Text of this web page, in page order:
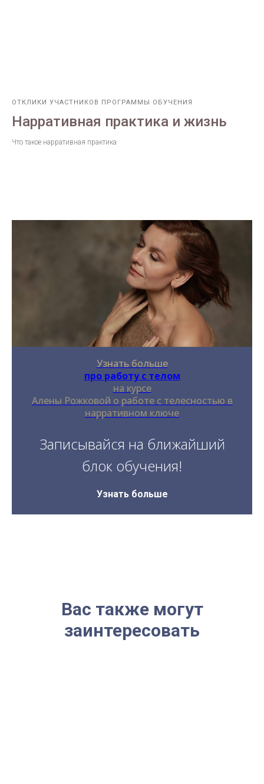
ОТКЛИКИ УЧАСТНИКОВ ПРОГРАММЫ ОБУЧЕНИЯ
Нарративная практика и жизнь
Что такое нарративная практика
Узнать больше
про работу с телом
на курсе
Алены Рожковой о работе с телесностью в
нарративном ключе
Записывайся на ближайший
блок обучения!
Узнать больше
Вас также могут
заинтересовать